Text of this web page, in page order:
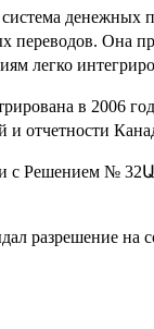
денежных
переводов. Она
легко
в 2006
и отчетности
с Решением № 32Ա
разрешение на